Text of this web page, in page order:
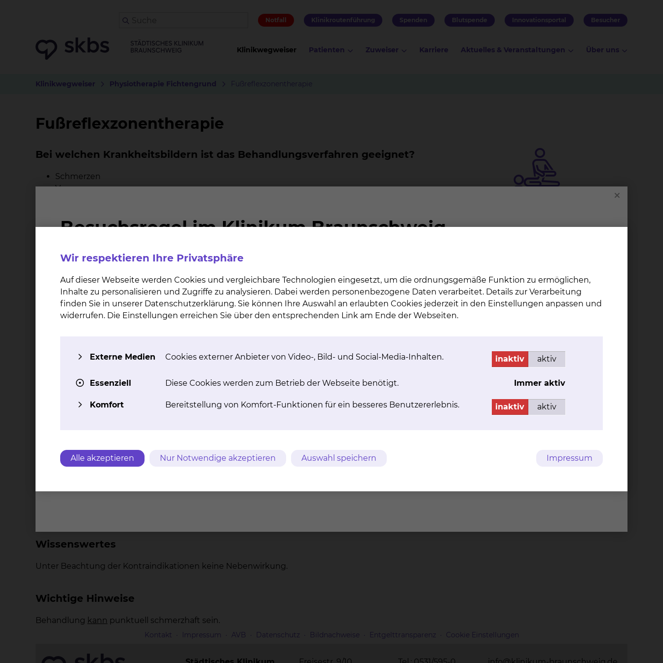
Notfall Klinikroutenführung Spenden Blutspende Innovationsportal Besucher
Klinikwegweiser Patienten Zuweiser Karriere Aktuelles & Veranstaltungen Über uns
Klinikwegweiser Physiotherapie Fichtengrund Fußreflexzonentherapie
Fußreflexzonentherapie
Bei welchen Krankheitsbildern ist das Behandlungsverfahren geeignet?
Schmerzen
Verspannungen
Anregung des Lymphflusses
Schmerzlinderung
Stoffwechselanregung
Entspannung
Über Reflexbahnen können weit entfernte Punkte am Körper erreicht und beeinflusst werden.
Wie ist der Ablauf der Behandlung?
In einer bestimmten Reihenfolge werden beide Füße nacheinander mit bestimmten Druck- und Grifftechniken behandelt.
Entzündungen
Wissenswertes
Unter Beachtung der Kontraindikationen keine Nebenwirkung.
Wichtige Hinweise
Behandlung kann punktuell schmerzhaft sein.
Kontakt Impressum AVB Datenschutz Bildnachweise Entgelttransparenz Cookie Einstellungen
Wir respektieren Ihre Privatsphäre
Auf dieser Webseite werden Cookies und vergleichbare Technologien eingesetzt, um die ordnungsgemäße Funktion zu ermöglichen,
Inhalte zu personalisieren und Zugriffe zu analysieren. Dabei werden personenbezogene Daten verarbeitet. Details zur Verarbeitung
finden Sie in unserer Datenschutzerklärung. Sie können Ihre Auswahl an erlaubten Cookies jederzeit in den Einstellungen anpassen und
widerrufen. Die Einstellungen erreichen Sie über den entsprechenden Link am Ende der Webseiten.
Externe Medien Cookies externer Anbieter von Video-, Bild- und Social-Media-Inhalten. inaktiv aktiv
Essenziell Diese Cookies werden zum Betrieb der Webseite benötigt. Immer aktiv
Komfort Bereitstellung von Komfort-Funktionen für ein besseres Benutzererlebnis. inaktiv aktiv
Alle akzeptieren Nur Notwendige akzeptieren Auswahl speichern Impressum